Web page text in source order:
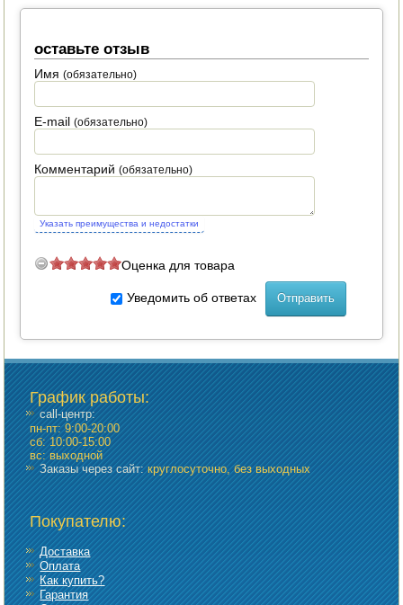
оставьте отзыв
Имя(обязательно)
E-mail(обязательно)
Комментарий(обязательно)
Указать преимущества и недостатки
Оценка для товара
Уведомить об ответах
График работы:
call-центр:
пн-пт: 9:00-20:00
сб: 10:00-15:00
вс: выходной
Заказы через сайт:круглосуточно, без выходных
Покупателю:
Доставка
Оплата
Как купить?
Гарантия